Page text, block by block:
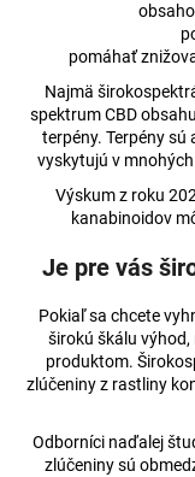
pomáhať
Najmä
spektrum CBD
terpény. Terpény sú
vyskytujú v
Výskum z roku
kanabinoidov
Je pre vás
Pokiaľ sa chcete
širokú škálu
produktom.
zlúčeniny z rastliny
Odborníci naďalej
zlúčeniny sú
€1,59